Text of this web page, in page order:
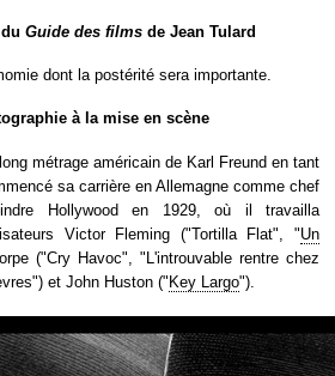
Guide des filmsde Jean Tulard
dont la postérité sera importante.
à la mise en scène
métrage américain de Karl Freund en tant
sa carrière en Allemagne comme chef
Hollywood en 1929, où il travailla
Victor Fleming ("Tortilla Flat", "Un
("Cry Havoc", "L'introuvable rentre chez
et John Huston ("Key Largo").